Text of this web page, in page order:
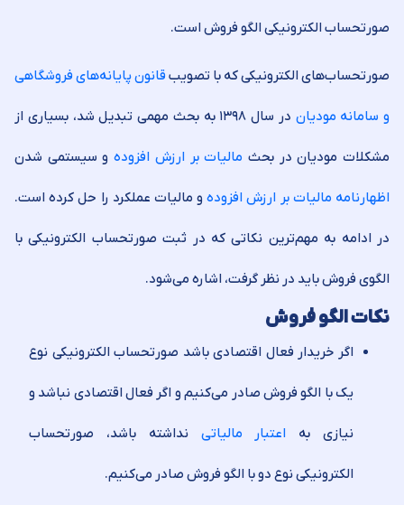
صورتحساب الکترونیکی الگو فروش است.
صورتحساب‌های الکترونیکی که با تصویب قانون پایانه‌های فروشگاهی
و سامانه مودیان در سال ۱۳۹۸ به بحث مهمی تبدیل شد، بسیاری از
مشکلات مودیان در بحث مالیات بر ارزش افزودهو سیستمی شدن
اظهارنامه مالیات بر ارزش افزودهو مالیات عملکرد را حل کرده است.
در ادامه به مهم‌ترین نکاتی که در ثبت صورتحساب الکترونیکی با
الگوی فروش باید در نظر گرفت، اشاره می‌شود.
نکات الگو فروش
اگر خریدار فعال اقتصادی باشد صورتحساب الکترونیکی نوع
یک با الگو فروش صادر می‌کنیم و اگر فعال اقتصادی نباشد و
نیازی به اعتبار مالیاتی نداشته باشد، صورتحساب
الکترونیکی نوع دو با الگو فروش صادر می‌کنیم.